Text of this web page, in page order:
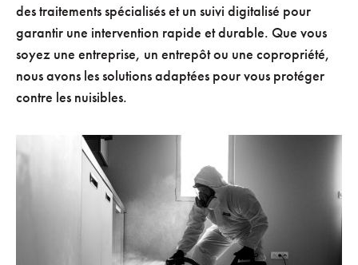
des traitements spécialisés et un suivi digitalisé pour
garantir une intervention rapide et durable. Que vous
soyez une entreprise, un entrepôt ou une copropriété,
nous avons les solutions adaptées pour vous protéger
contre les nuisibles.